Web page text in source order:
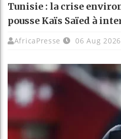
Tunisie : la crise
pousse Kaïs Saïed à
AfricaPresse 06 Aug 2026